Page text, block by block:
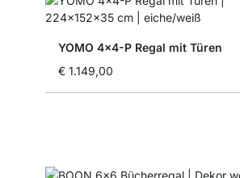
YOMO 4x4-P Regal mit Türen
€ 1.149,00